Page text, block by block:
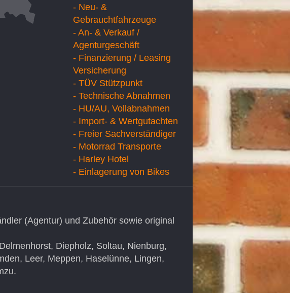
- Neu- &
Gebrauchtfahrzeuge
- An- & Verkauf /
Agenturgeschäft
- Finanzierung / Leasing
Versicherung
- TÜV Stützpunkt
- Technische Abnahmen
- HU/AU, Vollabnahmen
- Import- & Wertgutachten
- Freier Sachverständiger
- Motorrad Transporte
- Harley Hotel
- Einlagerung von Bikes
(Agentur) und Zubehör sowie original
Diepholz, Soltau, Nienburg,
Leer, Meppen, Haselünne, Lingen,